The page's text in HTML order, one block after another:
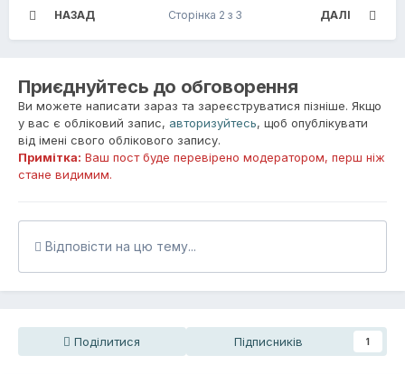
НАЗАД ДАЛІ
Сторінка 2 з 3
Приєднуйтесь до обговорення
Ви можете написати зараз та зареєструватися пізніше. Якщо
у вас є обліковий запис, авторизуйтесь, щоб опублікувати
від імені свого облікового запису.
Примітка: Ваш пост буде перевірено модератором, перш ніж
стане видимим.
Відповісти на цю тему...
Поділитися Підписників 1